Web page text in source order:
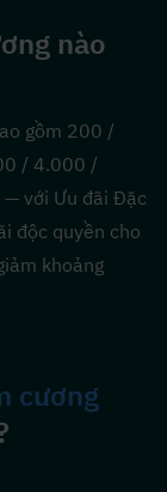
nào
gồm 200 /
/ 4.000 /
với Ưu đãi Đặc
độc quyền cho
khoảng
cương